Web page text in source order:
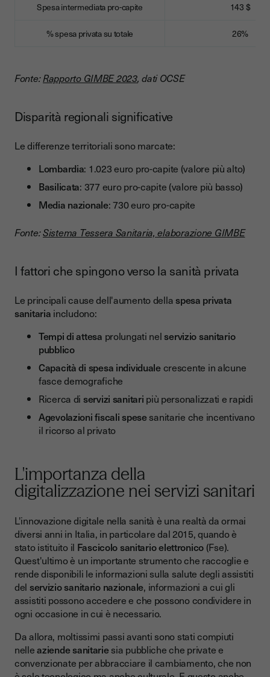
Spesa intermediata pro-capite 143 $
% spesa privata su totale 26%
Fonte:Rapporto GIMBE 2023, dati OCSE
Disparità regionali significative
Le differenze territoriali sono marcate:
Lombardia: 1.023 euro pro-capite (valore più alto)
Basilicata: 377 euro pro-capite (valore più basso)
Media nazionale: 730 euro pro-capite
Fonte:Sistema Tessera Sanitaria, elaborazione GIMBE
I fattori che spingono verso la sanità privata
Le principali cause dell'aumento dellaspesa privata
sanitaria includono:
Tempi di attesa prolungati nelservizio sanitario
pubblico
Capacità di spesa individualecrescente in alcune
fasce demografiche
Ricerca di servizi sanitari più personalizzati e rapidi
Agevolazioni fiscali spesesanitarie che incentivano
il ricorso al privato
L'importanza della
digitalizzazione nei servizi sanitari
L'innovazione digitale nella sanità è una realtà da ormai
diversi anni in Italia, in particolare dal 2015, quando è
stato istituito il Fascicolo sanitario elettronico (Fse).
Quest'ultimo è un importante strumento che raccoglie e
rende disponibili le informazioni sulla salute degli assistiti
del servizio sanitario nazionale, informazioni a cui gli
assistiti possono accedere e che possono condividere in
ogni occasione in cui è necessario.
Da allora, moltissimi passi avanti sono stati compiuti
nelleaziende sanitariesia pubbliche che private e
convenzionate per abbracciare il cambiamento, che non